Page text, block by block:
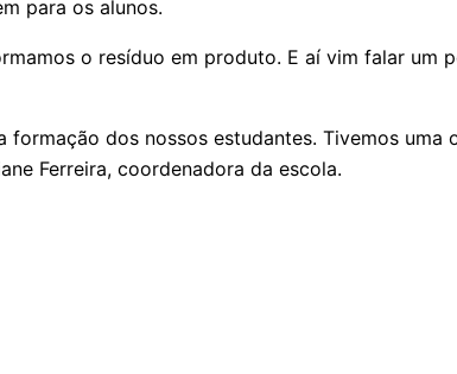
para os alunos.
o resíduo em produto. E aí vim falar um
dos nossos estudantes. Tivemos
Ferreira, coordenadora da escola.